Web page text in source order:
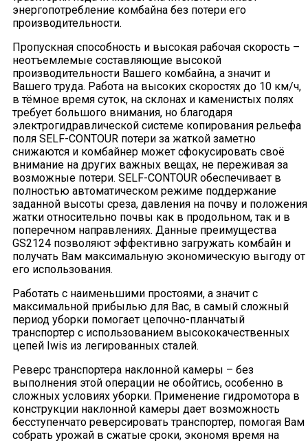
энергопотребление комбайна без потери его
производительности.
Пропускная способность и высокая рабочая скорость –
неотъемлемые составляющие высокой
производительности Вашего комбайна, а значит и
Вашего труда. Работа на высоких скоростях до 10 км/ч,
в тёмное время суток, на склонах и каменистых полях
требует большого внимания, но благодаря
электрогидравлической системе копирования рельефа
поля SELF-CONTOUR потери за жаткой заметно
снижаются и комбайнер может сфокусировать своё
внимание на других важных вещах, не переживая за
возможные потери. SELF-CONTOUR обеспечивает в
полностью автоматическом режиме поддержание
заданной высоты среза, давления на почву и положения
жатки относительно почвы как в продольном, так и в
поперечном направлениях. Данные преимущества
GS2124 позволяют эффективно загружать комбайн и
получать Вам максимальную экономическую выгоду от
его использования.
Работать с наименьшими простоями, а значит с
максимальной прибылью для Вас, в самый сложный
период уборки помогает цепочно-планчатый
транспортер с использованием высококачественных
цепей Iwis из легированных сталей.
Реверс транспортера наклонной камеры – без
выполнения этой операции не обойтись, особенно в
сложных условиях уборки. Применение гидромотора в
конструкции наклонной камеры дает возможность
бесступенчато реверсировать транспортер, помогая Вам
собрать урожай в сжатые сроки, экономя время на